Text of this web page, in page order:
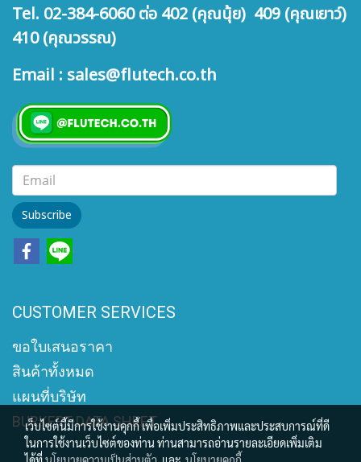
Tel. 02-384-6060 ต่อ 402 (คุณนุ้ย) 409 (คุณเยาว์)
410 (คุณวรรณ)
Email : sales@flutech.co.th
Subscribe
CUSTOMER SERVICES
ขอใบเสนอราคา
สินค้าทั้งหมด
แผนที่บริษัท
BURKERT DATA SHEET
เว็บไซต์นี้มีการใช้งานคุกกี้ เพื่อเพิ่มประสิทธิภาพและประสบการณ์ที่ดี
ในการใช้งานเว็บไซต์ของท่าน ท่านสามารถอ่านรายละเอียดเพิ่มเติม